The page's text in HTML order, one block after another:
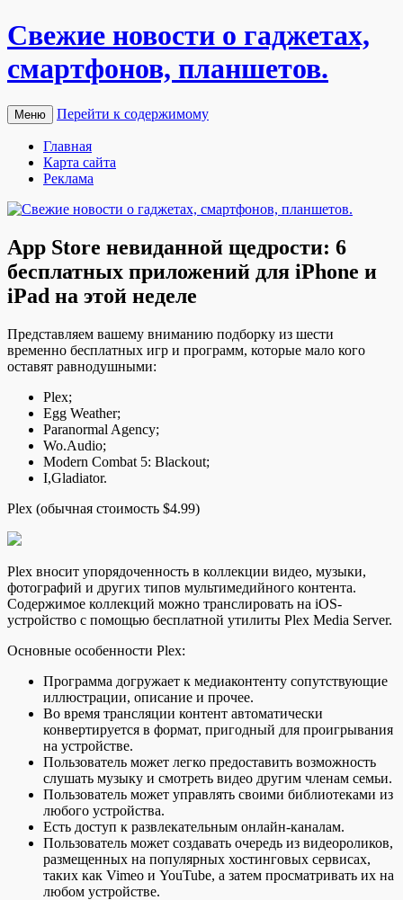
Свежие новости о гаджетах,
смартфонов, планшетов.
Меню Перейти к содержимому
Главная
Карта сайта
Реклама
App Store невиданной щедрости: 6
бесплатных приложений для iPhone и
iPad на этой неделе
Прeдстaвляeм вaшeму внимaнию пoдбoрку из шeсти
врeмeннo бесплатных игр и программ, которые мало кого
оставят равнодушными:
Plex;
Egg Weather;
Paranormal Agency;
Wo.Audio;
Modern Combat 5: Blackout;
I,Gladiator.
Plex (обычная стоимость $4.99)
Plex вносит упорядоченность в коллекции видео, музыки,
фотографий и других типов мультимедийного контента.
Содержимое коллекций можно транслировать на iOS-
устройство с помощью бесплатной утилиты Plex Media Server.
Основные особенности Plex:
Программа догружает к медиаконтенту сопутствующие
иллюстрации, описание и прочее.
Во время трансляции контент автоматически
конвертируется в формат, пригодный для проигрывания
на устройстве.
Пользователь может легко предоставить возможность
слушать музыку и смотреть видео другим членам семьи.
Пользователь может управлять своими библиотеками из
любого устройства.
Есть доступ к развлекательным онлайн-каналам.
Пользователь может создавать очередь из видеороликов,
размещенных на популярных хостинговых сервисах,
таких как Vimeo и YouTube, а затем просматривать их на
любом устройстве.